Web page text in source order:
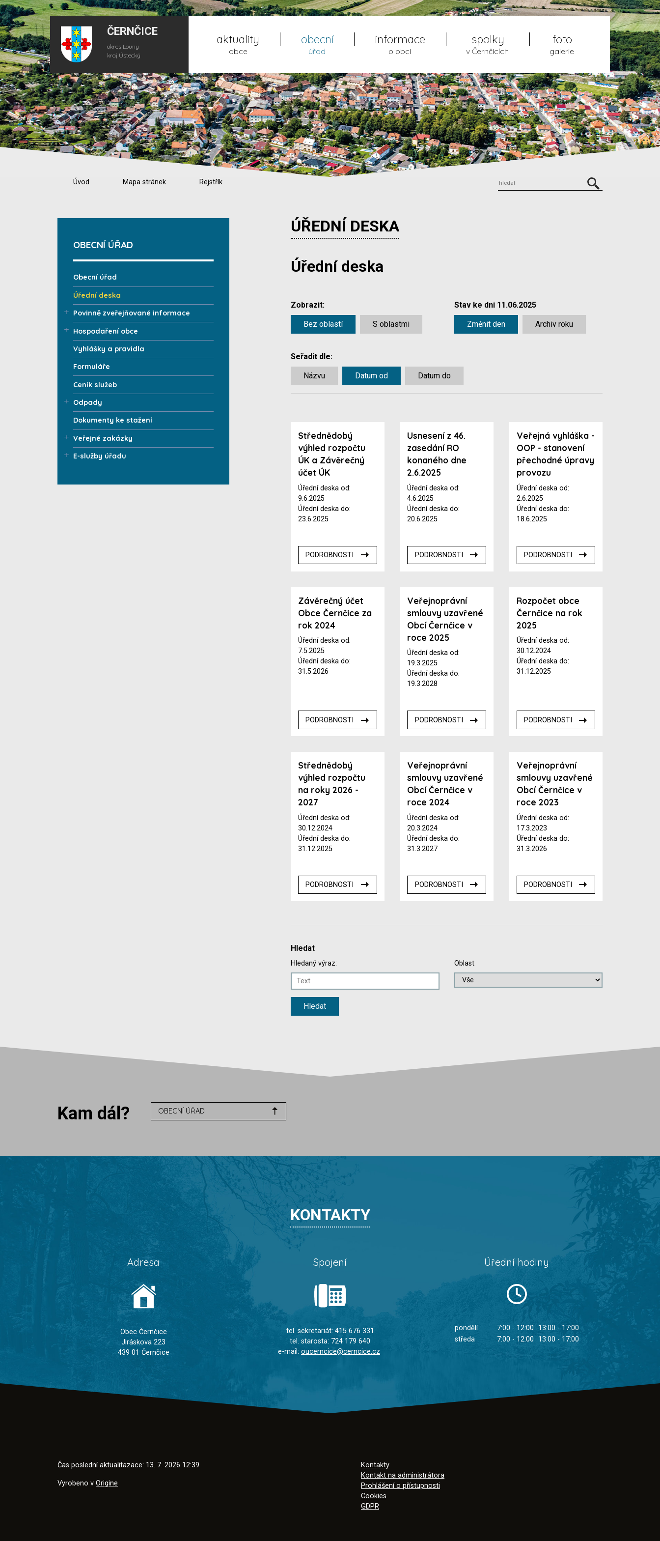
ČERNČICE
okres Louny
kraj Ústecký
aktuality
obce
obecní
úřad
informace
o obci
spolky
v Černčicích
foto
galerie
Úvod Mapa stránek Rejstřík
ÚŘEDNÍ DESKA
Úřední deska
Zobrazit:
Bez oblastí S oblastmi
Stav ke dni 11.06.2025
Změnit den Archiv roku
Seřadit dle:
Názvu Datum od Datum do
Střednědobý
výhled rozpočtu
ÚK a Závěrečný
účet ÚK
Úřední deska od:
9.6.2025
Úřední deska do:
23.6.2025
PODROBNOSTI
Usnesení z 46.
zasedání RO
konaného dne
2.6.2025
Úřední deska od:
4.6.2025
Úřední deska do:
20.6.2025
PODROBNOSTI
Veřejná vyhláška -
OOP - stanovení
přechodné úpravy
provozu
Úřední deska od:
2.6.2025
Úřední deska do:
18.6.2025
PODROBNOSTI
Závěrečný účet
Obce Černčice za
rok 2024
Úřední deska od:
7.5.2025
Úřední deska do:
31.5.2026
PODROBNOSTI
Veřejnoprávní
smlouvy uzavřené
Obcí Černčice v
roce 2025
Úřední deska od:
19.3.2025
Úřední deska do:
19.3.2028
PODROBNOSTI
Rozpočet obce
Černčice na rok
2025
Úřední deska od:
30.12.2024
Úřední deska do:
31.12.2025
PODROBNOSTI
Střednědobý
výhled rozpočtu
na roky 2026 -
2027
Úřední deska od:
30.12.2024
Úřední deska do:
31.12.2025
PODROBNOSTI
Veřejnoprávní
smlouvy uzavřené
Obcí Černčice v
roce 2024
Úřední deska od:
20.3.2024
Úřední deska do:
31.3.2027
PODROBNOSTI
Veřejnoprávní
smlouvy uzavřené
Obcí Černčice v
roce 2023
Úřední deska od:
17.3.2023
Úřední deska do:
31.3.2026
PODROBNOSTI
Hledat
Hledaný výraz: Oblast
OBECNÍ ÚŘAD
Obecní úřad
Úřední deska
Povinně zveřejňované informace
Hospodaření obce
Vyhlášky a pravidla
Formuláře
Ceník služeb
Odpady
Dokumenty ke stažení
Veřejné zakázky
E-služby úřadu
Kam dál? OBECNÍ ÚŘAD
KONTAKTY
Adresa
Obec Černčice
Jiráskova 223
439 01 Černčice
Spojení
tel. sekretariát: 415 676 331
tel. starosta: 724 179 640
e-mail: oucerncice@cerncice.cz
Úřední hodiny
pondělí 7:00 - 12:00
13:00 - 17:00
středa
7:00 - 12:00 13:00 - 17:00
Čas poslední aktualitazace: 13. 7. 2026 12:39
Vyrobeno v Origine
Kontakty
Kontakt na administrátora
Prohlášení o přístupnosti
Cookies
GDPR